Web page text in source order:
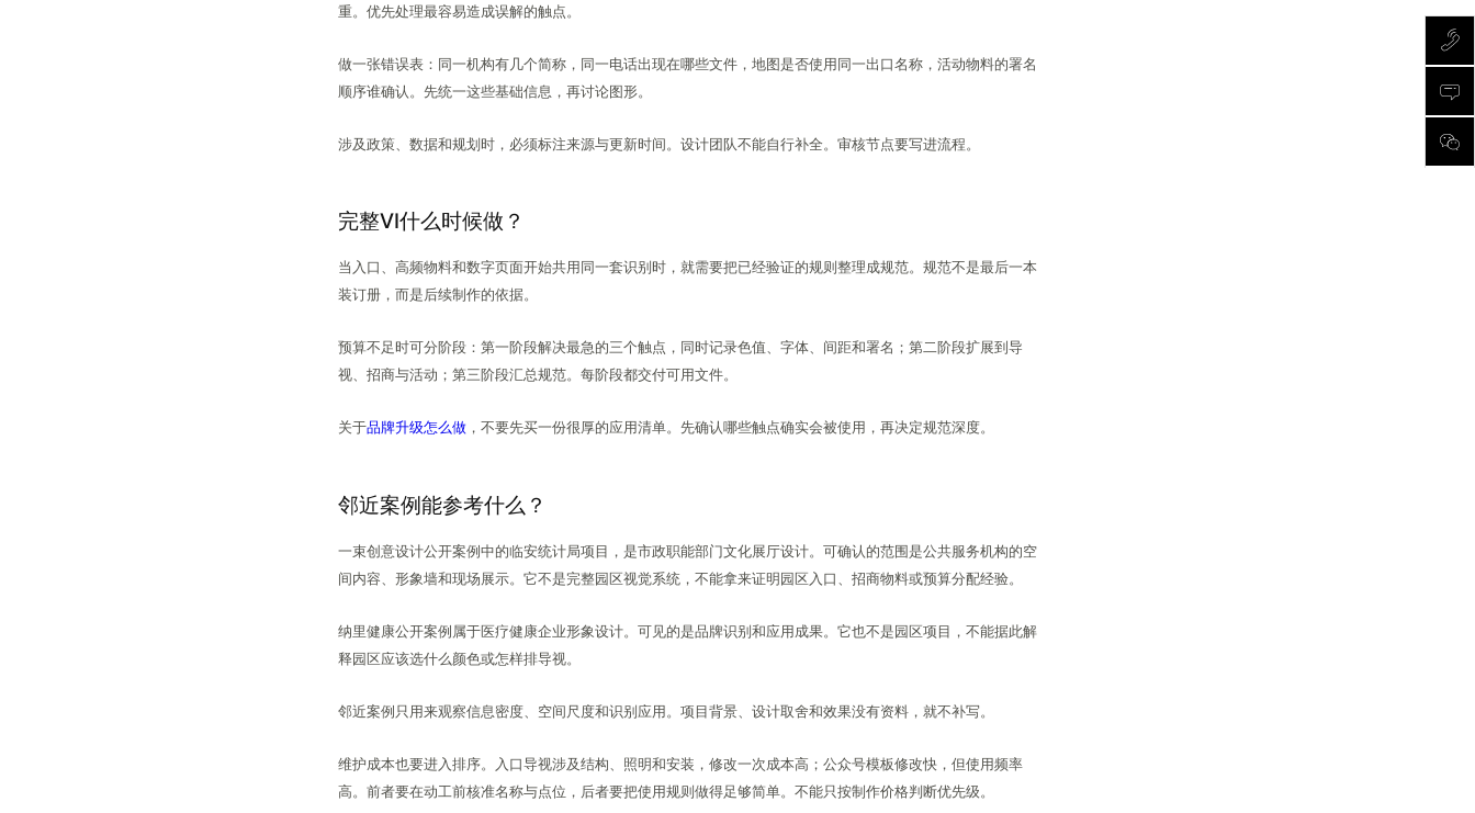
重。优先处理最容易造成误解的触点。
做一张错误表：同一机构有几个简称，同一电话出现在哪些文件，地图是否使用同一出口名称，活动物料的署名
顺序谁确认。先统一这些基础信息，再讨论图形。
涉及政策、数据和规划时，必须标注来源与更新时间。设计团队不能自行补全。审核节点要写进流程。
完整VI什么时候做？
当入口、高频物料和数字页面开始共用同一套识别时，就需要把已经验证的规则整理成规范。规范不是最后一本
装订册，而是后续制作的依据。
预算不足时可分阶段：第一阶段解决最急的三个触点，同时记录色值、字体、间距和署名；第二阶段扩展到导
视、招商与活动；第三阶段汇总规范。每阶段都交付可用文件。
关于品牌升级怎么做 ，不要先买一份很厚的应用清单。先确认哪些触点确实会被使用，再决定规范深度。
邻近案例能参考什么？
一束创意设计公开案例中的临安统计局项目，是市政职能部门文化展厅设计。可确认的范围是公共服务机构的空
间内容、形象墙和现场展示。它不是完整园区视觉系统，不能拿来证明园区入口、招商物料或预算分配经验。
纳里健康公开案例属于医疗健康企业形象设计。可见的是品牌识别和应用成果。它也不是园区项目，不能据此解
释园区应该选什么颜色或怎样排导视。
邻近案例只用来观察信息密度、空间尺度和识别应用。项目背景、设计取舍和效果没有资料，就不补写。
维护成本也要进入排序。入口导视涉及结构、照明和安装，修改一次成本高；公众号模板修改快，但使用频率
高。前者要在动工前核准名称与点位，后者要把使用规则做得足够简单。不能只按制作价格判断优先级。